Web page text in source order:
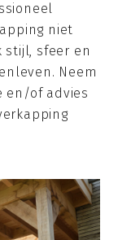
niet
stijl, sfeer en
Neem
en/of advies